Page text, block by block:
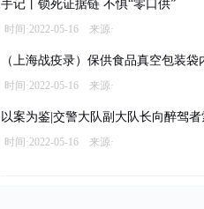
手记丨锁死证据链 不惧“零口供”
时间·2022-05-16 来源·
时间·2022-05-16 来源·
时间·2022-05-16 来源·